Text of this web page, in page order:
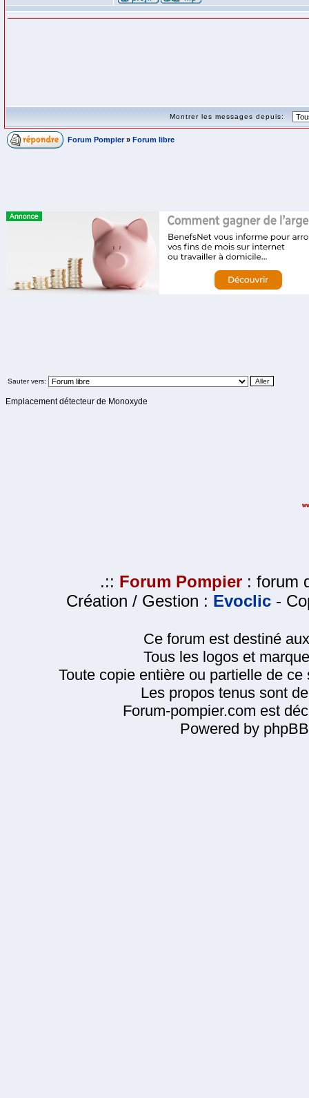
Montrer les messages depuis:
Forum Pompier » Forum libre
Sauter vers:
Emplacement détecteur de Monoxyde
.:: Forum Pompier : forum
Création / Gestion : Evoclic -
Ce forum est destiné
Tous les logos et
Toute copie entière ou partielle de
Les propos tenus sont
Forum-pompier.com est
Powered by